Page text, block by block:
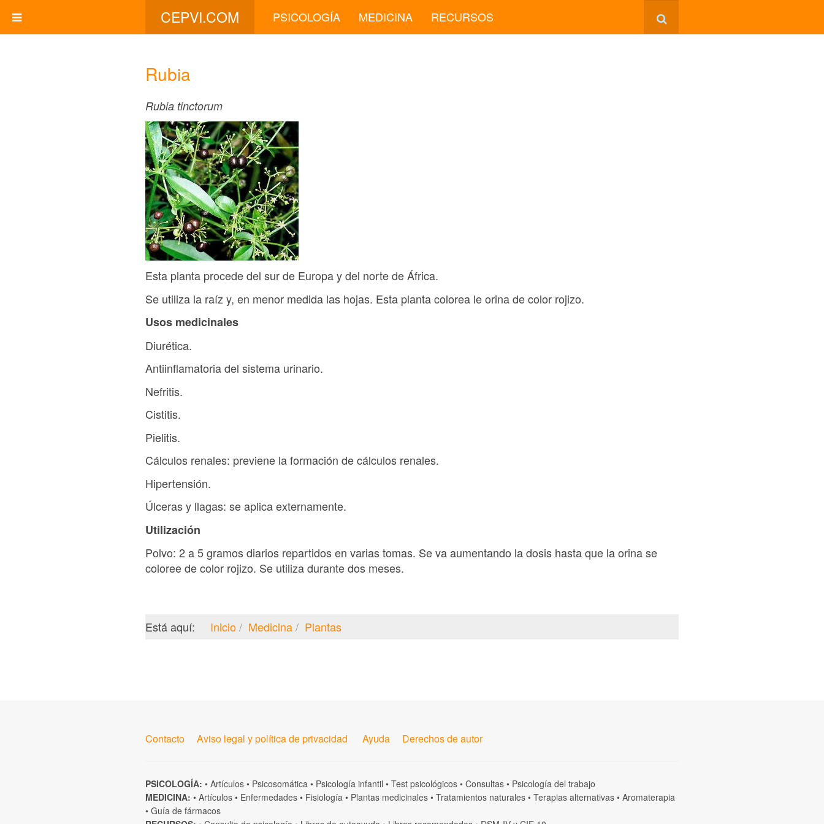
CEPVI.COM PSICOLOGÍA MEDICINA RECURSOS
Rubia
Rubia tinctorum
Esta planta procede del sur de Europa y del norte de África.
Se utiliza la raíz y, en menor medida las hojas. Esta planta colorea le orina de color rojizo.
Usos medicinales
Diurética.
Antiinflamatoria del sistema urinario.
Nefritis.
Cistitis.
Pielitis.
Cálculos renales: previene la formación de cálculos renales.
Hipertensión.
Úlceras y llagas: se aplica externamente.
Utilización
Polvo: 2 a 5 gramos diarios repartidos en varias tomas. Se va aumentando la dosis hasta que la orina se
coloree de color rojizo. Se utiliza durante dos meses.
Está aquí: Inicio Medicina Plantas
Contacto Aviso legal y política de privacidad Ayuda Derechos de autor
PSICOLOGÍA: • Artículos • Psicosomática • Psicología infantil • Test psicológicos • Consultas • Psicología del trabajo
MEDICINA: • Artículos • Enfermedades • Fisiología • Plantas medicinales • Tratamientos naturales • Terapias alternativas • Aromaterapia
• Guía de fármacos